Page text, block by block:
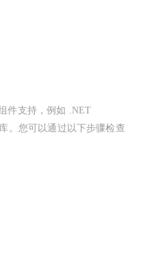
件支持，例如 .NET
。您可以通过以下步骤检查